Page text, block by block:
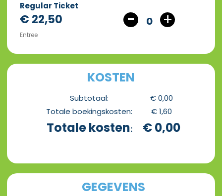
Regular Ticket
€ 22,50 0
Entree
KOSTEN
Subtotaal:
€ 0,00
Totale boekingskosten: € 1,60
Totale kosten: € 0,00
GEGEVENS